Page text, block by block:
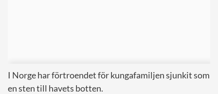
I Norge har förtroendet för kungafamiljen sjunkit som
en sten till havets botten.